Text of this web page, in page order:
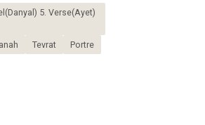
5. Verse(Ayet)
Tevrat
Portre